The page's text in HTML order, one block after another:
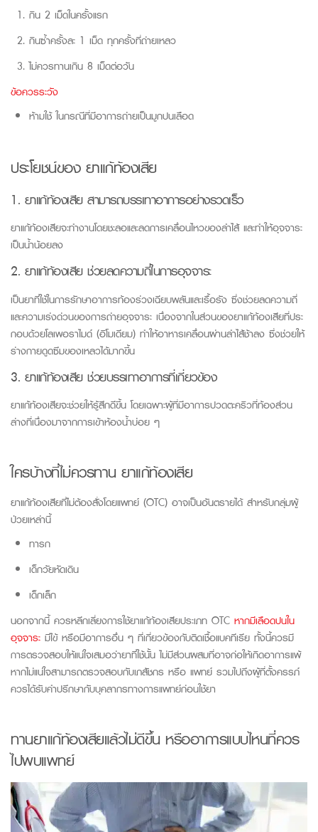
กิน 2 เม็ดในครั้งแรก
กินซ้ำครั้งละ 1 เม็ด ทุกครั้งที่ถ่ายเหลว
ไม่ควรทานเกิน 8 เม็ดต่อวัน
ข้อควรระวัง
ห้ามใช้ ในกรณีที่มีอาการถ่ายเป็นมูกปนเลือด
ประโยชน์ของ ยาแก้ท้องเสีย
1. ยาแก้ท้องเสีย สามารถบรรเทาอาการอย่างรวดเร็ว
ยาแก้ท้องเสียจะทำงานโดยชะลอและลดการเคลื่อนไหวของลำไส้ และทำให้อุจจาระ
เป็นน้ำน้อยลง
2. ยาแก้ท้องเสีย ช่วยลดความถี่ในการอุจจาระ
เป็นยาที่ใช้ในการรักษาอาการท้องร่วงเฉียบพลันและเรื้อรัง ซึ่งช่วยลดความถี่
และความเร่งด่วนของการถ่ายอุจจาระ เนื่องจากในส่วนของยาแก้ท้องเสียที่ประ
กอบด้วยโลเพอราไมด์ (อิโมเดียม) ทำให้อาหารเคลื่อนผ่านลำไส้ช้าลง ซึ่งช่วยให้
ร่างกายดูดซึมของเหลวได้มากขึ้น
3. ยาแก้ท้องเสีย ช่วยบรรเทาอาการที่เกี่ยวข้อง
ยาแก้ท้องเสียจะช่วยให้รู้สึกดีขึ้น โดยเฉพาะผู้ที่มีอาการปวดตะคริวที่ท้องส่วน
ล่างที่เนื่องมาจากการเข้าห้องน้ำบ่อย ๆ
ใครบ้างที่ไม่ควรทาน ยาแก้ท้องเสีย
ยาแก้ท้องเสียที่ไม่ต้องสั่งโดยแพทย์ (OTC) อาจเป็นอันตรายได้ สำหรับกลุ่มผู้
ป่วยเหล่านี้
ทารก
เด็กวัยหัดเดิน
เด็กเล็ก
นอกจากนี้ ควรหลีกเลี่ยงการใช้ยาแก้ท้องเสียประเภท OTC หากมีเลือดปนใน
อุจจาระ มีไข้ หรือมีอาการอื่น ๆ ที่เกี่ยวข้องกับติดเชื้อแบคทีเรีย ทั้งนี้ควรมี
การตรวจสอบให้แน่ใจเสมอว่ายาที่ใช้นั้น ไม่มีส่วนผสมที่อาจก่อให้เกิดอาการแพ้
หากไม่แน่ใจสามารถตรวจสอบกับเภสัชกร หรือ แพทย์ รวมไปถึงผู้ที่ตั้งครรภ์
ควรได้รับคำปรึกษากับบุคลากรทางการแพทย์ก่อนใช้ยา
ทานยาแก้ท้องเสียแล้วไม่ดีขึ้น หรืออาการแบบไหนที่ควร
ไปพบแพทย์